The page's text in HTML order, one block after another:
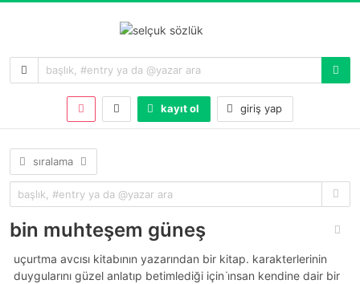
kayıt ol giriş yap
sıralama
bin muhteşem güneş
uçurtma avcısı kitabının yazarından bir kitap. karakterlerinin
duygularını güzel anlatıp betimlediği için i̇nsan kendine dair bir